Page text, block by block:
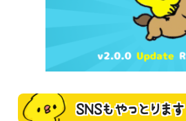
SNSもやっとります